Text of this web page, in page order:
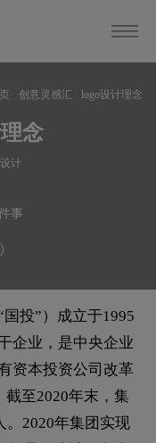
创意灵感汇
logo设计理念
念
计
事
投”）成立于1995
企业，是中央企业
资本投资公司改革
截至2020年末，集
。2020年集团实现